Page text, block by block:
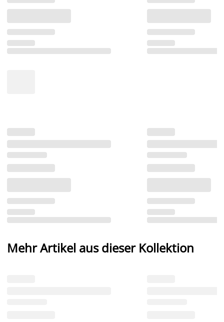
Mehr Artikel aus dieser Kollektion